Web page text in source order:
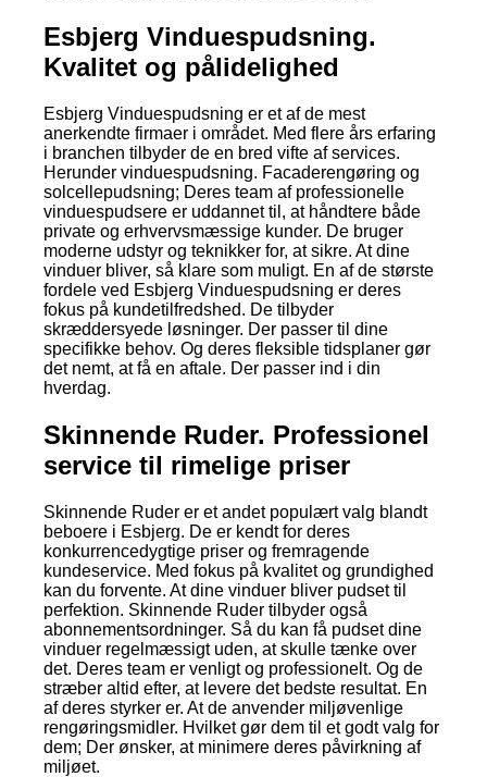
Esbjerg Vinduespudsning.
Kvalitet og pålidelighed
Esbjerg Vinduespudsning er et af de mest
anerkendte firmaer i området. Med flere års erfaring
i branchen tilbyder de en bred vifte af services.
Herunder vinduespudsning. Facaderengøring og
solcellepudsning; Deres team af professionelle
vinduespudsere er uddannet til, at håndtere både
private og erhvervsmæssige kunder. De bruger
moderne udstyr og teknikker for, at sikre. At dine
vinduer bliver, så klare som muligt. En af de største
fordele ved Esbjerg Vinduespudsning er deres
fokus på kundetilfredshed. De tilbyder
skræddersyede løsninger. Der passer til dine
specifikke behov. Og deres fleksible tidsplaner gør
det nemt, at få en aftale. Der passer ind i din
hverdag.
Skinnende Ruder. Professionel
service til rimelige priser
Skinnende Ruder er et andet populært valg blandt
beboere i Esbjerg. De er kendt for deres
konkurrencedygtige priser og fremragende
kundeservice. Med fokus på kvalitet og grundighed
kan du forvente. At dine vinduer bliver pudset til
perfektion. Skinnende Ruder tilbyder også
abonnementsordninger. Så du kan få pudset dine
vinduer regelmæssigt uden, at skulle tænke over
det. Deres team er venligt og professionelt. Og de
stræber altid efter, at levere det bedste resultat. En
af deres styrker er. At de anvender miljøvenlige
rengøringsmidler. Hvilket gør dem til et godt valg for
dem; Der ønsker, at minimere deres påvirkning af
miljøet.